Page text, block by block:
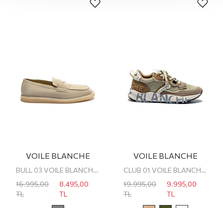
VOILE BLANCHE
BULL 03 VOILE BLANCHE ERKEK SNEAKER
16.995,00
TL
8.495,00
TL
VOILE BLANCHE
CLUB 01 VOILE BLANCHE ERKEK SNEAKER
19.995,00
TL
9.995,00
TL